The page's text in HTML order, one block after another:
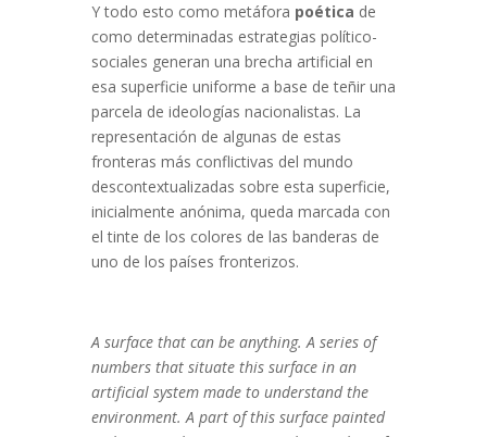
Y todo esto como metáfora poética de
como determinadas estrategias político-
sociales generan una brecha artificial en
esa superficie uniforme a base de teñir una
parcela de ideologías nacionalistas. La
representación de algunas de estas
fronteras más conflictivas del mundo
descontextualizadas sobre esta superficie,
inicialmente anónima, queda marcada con
el tinte de los colores de las banderas de
uno de los países fronterizos.
A surface that can be anything. A series of
numbers that situate this surface in an
artificial system made to understand the
environment. A part of this surface painted